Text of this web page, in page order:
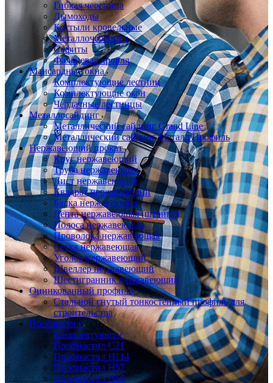
Гибкая черепица
Дымоходы
Костыли кровельные
Металлочерепица
Софиты
Фальцевая кровля
Мансардные окна
Комплектующие лестниц
Комплектующие окон
Чердачные лестницы
Металлосайдинг
Металлический сайдинг Grand Line
Металлический сайдинг Металл Профиль
Нержавеющий прокат
Круг нержавеющий
Труба нержавеющая
Лист нержавеющий
Квадрат нержавеющий
Балка нержавеющая
Лента нержавеющая (штрипс)
Полоса нержавеющая
Проволока нержавеющая
Сетка нержавеющая
Уголок нержавеющий
Швеллер нержавеющий
Шестигранник нержавеющий
Оцинкованный профиль
Стальной гнутый тонкостенный профиль для
строительства
Профнастил
Комплектующие
Профнастил C21
Профнастил Н114
Профнастил Н57
Профнастил Н60